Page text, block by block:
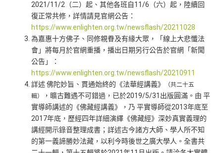
2021/11/2（二）起、其他各班自11/6（六）起，陸續回
復正常共修，詳情請見官網公告：
https://www.enlighten.org.tw/newsflash/20211028
為嘉惠十方佛子、同修親眷及有緣大眾，「線上大悲懺法
會」將每月於官網重播，播出日期另行公告於官網「新聞
公告」：
https://www.enlighten.org.tw/newsflash/20210911
詳述 佛陀妙旨、貫通始終的《法華經講義》
（共二十五
輯）
，曠古難遇不可錯過，已於2019/5/31出版圓滿。由 平
實導師講述的《佛藏經講義》，乃 平實導師從2013年底至
2017年底，歷經四年詳細演繹《佛藏經》深妙真實義理的
講經開示錄音整理成書；詳述古今諸方大師、學人所不知
的第一義諦勝妙法藏，以利今時後世之廣大學人。全書共